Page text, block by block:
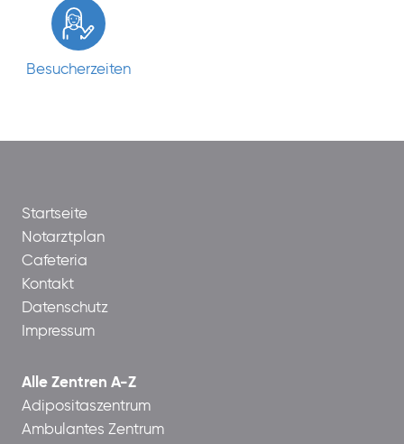
Besucherzeiten
Startseite
Notarztplan
Cafeteria
Kontakt
Datenschutz
Impressum
Alle Zentren A-Z
Adipositaszentrum
Ambulantes Zentrum